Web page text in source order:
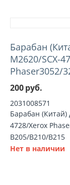
Барабан
M2620/SCX-
Phaser3052/
200руб.
2031008571
Барабан (Китай)
4728/Xerox
B205/B210/B215
Нет в наличии